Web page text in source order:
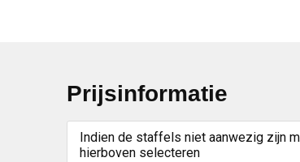
Prijsinformatie
Indien de staffels niet aanwezig zijn
hierboven selecteren